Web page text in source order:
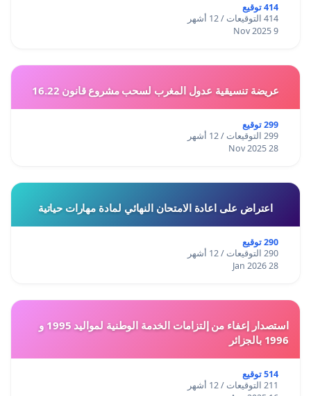
414 توقيع
414 التوقيعات / 12 أشهر
9 Nov 2025
عريضة تنسيقية عدول المغرب لسحب مشروع قانون 16.22
299 توقيع
299 التوقيعات / 12 أشهر
28 Nov 2025
اعتراض على اعادة الامتحان النهائي لمادة مهارات حياتية
290 توقيع
290 التوقيعات / 12 أشهر
28 Jan 2026
استصدار إعفاء من إلتزامات الخدمة الوطنية لمواليد 1995 و
1996 بالجزائر
514 توقيع
211 التوقيعات / 12 أشهر